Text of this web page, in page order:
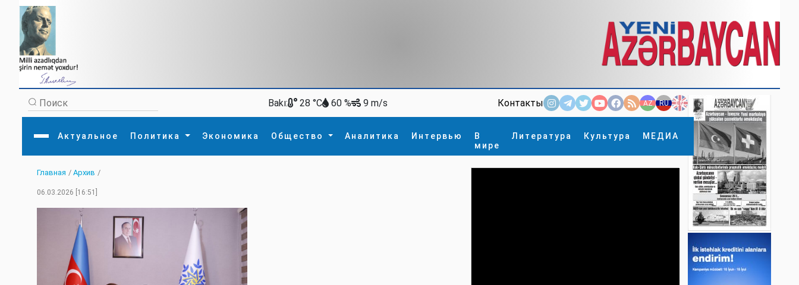
Bakı: 28 °C 60 % 9 m/s Контакты AZ RU EN
Актуальное Политика Экономика Общество Аналитика Интервью
В
мире
Литература Культура МЕДИА
×
Главная
Актуальное
Экономика
Аналитика
Культура
Интервью
Литература
МЕДИА
Внутренняя политикаНаука
Религия
Происшествие
Диаспора
Главная / Архив /
06.03.2026 [16:51]